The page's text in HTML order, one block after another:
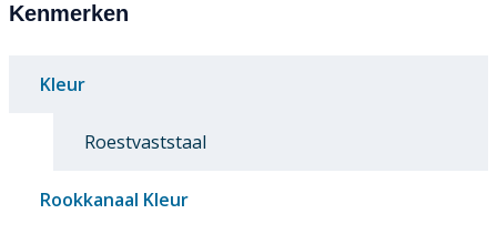
Kenmerken
Kleur
Roestvaststaal
Rookkanaal Kleur